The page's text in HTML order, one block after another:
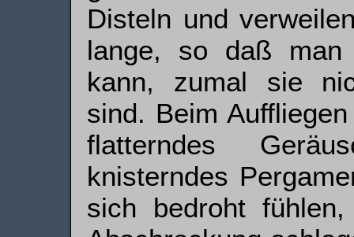
Disteln und
lange, so daß man
kann, zumal sie
sind. Beim
flatterndes
knisterndes
sich bedroht